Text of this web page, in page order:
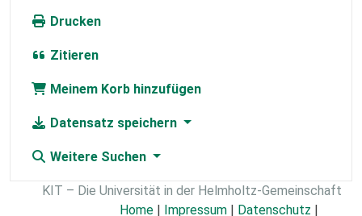
Drucken
Zitieren
Meinem Korb hinzufügen
Datensatz speichern
Weitere Suchen
KIT – Die Universität in der Helmholtz-Gemeinschaft
Home | Impressum | Datenschutz |